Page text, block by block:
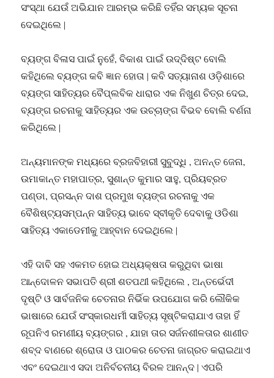
ସଂସ୍ଥା ଯେଉଁ ଅଭିଯାନ ଆରମ୍ଭ କରିଛି ତହିଁର ସମ୍ୟକ ସୂଚନା
ଦେଇଥିଲେ ∣
ବ୍ୟଙ୍ଗ ବିଳାସ ପାଇଁ ନୁହେଁ, ବିକାଶ ପାଇଁ ଉଦ୍ଦିଷ୍ଟ ବୋଲି
କହିଥିଲେ ବ୍ୟଙ୍ଗ କବି ଜ୍ଞାନ ହୋତା ∣ କବି ସତ୍ୟାନାଶ ଓଡ଼ିଶାରେ
ବ୍ୟଙ୍ଗ ସାହିତ୍ୟର ବୈପ୍ଲବିକ ଧାରାର ଏକ ନିଖୁଣ ଚିତ୍ର ଦେଇ,
ବ୍ୟଙ୍ଗ ରଚନାକୁ ସାହିତ୍ୟର ଏକ ଉଚ୍ଚାଙ୍ଗ ବିଭବ ବୋଲି ବର୍ଣନା
କରିଥିଲେ ∣
ଅନ୍ୟମାନଙ୍କ ମଧ୍ୟରେ ବ୍ରଜବିହାରୀ ସୁବୁଦ୍ଧି , ଅନନ୍ତ ଜେନା,
ଉମାକାନ୍ତ ମହାପାତ୍ର, ସୁଶାନ୍ତ କୁମାର ସାହୁ, ପ୍ରିୟବ୍ରତ
ପଣ୍ଡା, ପ୍ରସନ୍ନ ଦାଶ ପ୍ରମୁଖ ବ୍ୟଙ୍ଗ ରଚନାକୁ ଏକ
ବୈଶିଷ୍ଟ୍ୟସମ୍ପନ୍ନ ସାହିତ୍ୟ ଭାବେ ସ୍ବୀକୃତି ଦେବାକୁ ଓଡିଶା
ସାହିତ୍ୟ ଏକାଡେମୀକୁ ଆହ୍ବାନ ଦେଇଥିଲେ ∣
ଏହି ଦାବି ସହ ଏକମତ ହୋଇ ଅଧ୍ୟକ୍ଷତା କରୁଥିବା ଭାଷା
ଆନ୍ଦୋଳନ ସଭାପତି ଶ୍ରୀ ଶତପଥୀ କହିଥିଲେ , ଅନ୍ତର୍ଭେଦୀ
ଦୃଷ୍ଟି ଓ ସାର୍ବଜନିକ ଚେତନାର ନିର୍ଭିକ ଉପଯୋଗ କରି ଲୌକିକ
ଭାଷାରେ ଯେଉଁ ସଂସ୍କାରଧର୍ମୀ ସାହିତ୍ୟ ସୃଷ୍ଟିକରାଯାଏ ତାହା ହିଁ
ରୂପନିଏ ରମଣୀୟ ବ୍ୟଙ୍ଗର , ଯାହା ତାର ସର୍ଜନଶୀଳତାର ଶାଣୀତ
ଶବ୍ଦ ବାଣରେ ଶ୍ରୋତା ଓ ପାଠକର ଚେତନା ଜାଗ୍ରତ କରାଇଥାଏ
ଏବଂ ଦେଇଥାଏ ସଦା ଅନିର୍ବଚନୀୟ ବିରଳ ଆନନ୍ଦ ∣ ଏପରି